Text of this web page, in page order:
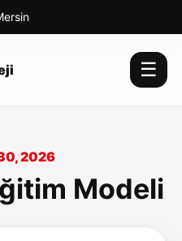
☰
2026
Modeli